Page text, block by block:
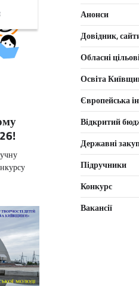
Анонси
Довідник,
Обласні
Освіта
Європейська
Відкритий
Державні
Підручники
Конкурс
Вакансії